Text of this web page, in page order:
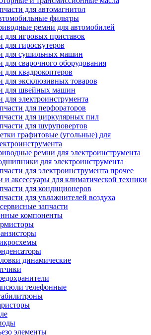
для автомагнитол
фильтры
ремни для автомобилей
для игровых приставок
для гироскутеров
для сушильных машин
для сварочного оборудования
для квадрокоптеров
для эксклюзивных товаров
для швейных машин
для электроинструмента
для перфораторов
для циркулярных пил
для шуруповертов
графитовые (угольные) для
ремни для электроинструмента
для электроинструмента
для электроинструмента прочее
и аксессуары для климатической техники
для кондиционеров
для увлажнителей воздуха
запчасти
компоненты
динамические
телефонные
элементы